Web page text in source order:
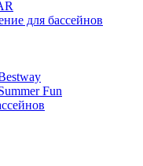
для бассейнов
Fun